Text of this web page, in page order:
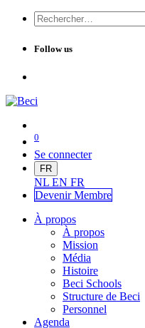
Follow us
0
Se connecter
FR
NL EN FR
Devenir Membre
À propos
À propos
Mission
Média
Histoire
Beci Schools
Structure de Beci
Personnel
Agenda